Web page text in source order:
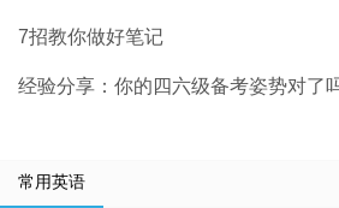
7招教你做好笔记
经验分享：你的四六级备考姿势对了
常用英语